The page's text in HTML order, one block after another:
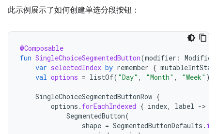
此示例展示了如何创建单选分段按钮：
@Composable
fun SingleChoiceSegmentedButton(modifier : Modifier
var selectedIndex by remember {
val options = listOf( "Day" , "Month" , "Week" )
SingleChoiceSegmentedButtonRow {
options . forEachIndexed { index, label -
SegmentedButton(
shape = SegmentedButtonDefaults .